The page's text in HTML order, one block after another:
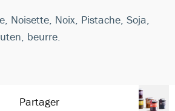
Noisette, Noix, Pistache, Soja,
beurre.
Partager